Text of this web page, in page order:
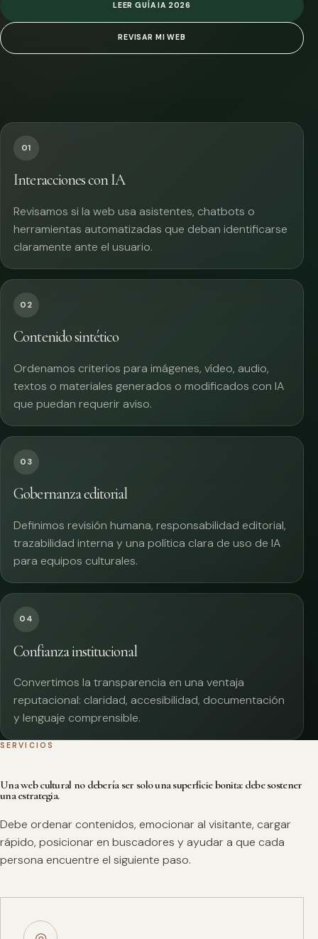
LEER GUÍA IA 2026
REVISAR MI WEB
01
Interacciones con IA
Revisamos si la web usa asistentes, chatbots o
herramientas automatizadas que deban identificarse
claramente ante el usuario.
02
Contenido sintético
Ordenamos criterios para imágenes, vídeo, audio,
textos o materiales generados o modificados con IA
que puedan requerir aviso.
03
Gobernanza editorial
Definimos revisión humana, responsabilidad editorial,
trazabilidad interna y una política clara de uso de IA
para equipos culturales.
04
Confianza institucional
Convertimos la transparencia en una ventaja
reputacional: claridad, accesibilidad, documentación
y lenguaje comprensible.
SERVICIOS
Una web cultural no debería ser solo una superficie bonita: debe sostener
una estrategia.
Debe ordenar contenidos, emocionar al visitante, cargar
rápido, posicionar en buscadores y ayudar a que cada
persona encuentre el siguiente paso.